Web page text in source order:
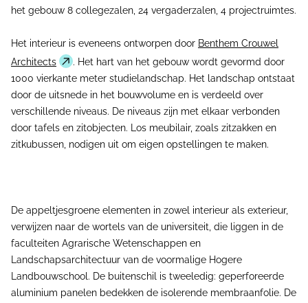
het gebouw 8 collegezalen, 24 vergaderzalen, 4 projectruimtes.
Het interieur is eveneens ontworpen door Benthem Crouwel
Architects
. Het hart van het gebouw wordt gevormd door
1000 vierkante meter studielandschap. Het landschap ontstaat
door de uitsnede in het bouwvolume en is verdeeld over
verschillende niveaus. De niveaus zijn met elkaar verbonden
door tafels en zitobjecten. Los meubilair, zoals zitzakken en
zitkubussen, nodigen uit om eigen opstellingen te maken.
De appeltjesgroene elementen in zowel interieur als exterieur,
verwijzen naar de wortels van de universiteit, die liggen in de
faculteiten Agrarische Wetenschappen en
Landschapsarchitectuur van de voormalige Hogere
Landbouwschool. De buitenschil is tweeledig: geperforeerde
aluminium panelen bedekken de isolerende membraanfolie. De